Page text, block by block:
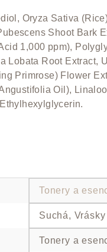
Oryza Sativa
Shoot Bark
1,000 ppm),
Lobata Root Extract,
Primrose) Flower
Oil),
Tonery a
Suchá, Vrásky
Tonery a